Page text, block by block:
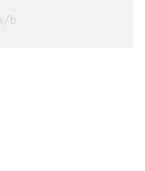
b